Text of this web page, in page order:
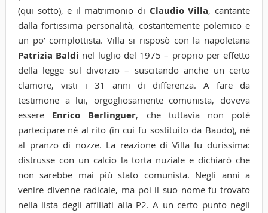
(qui sotto), e il matrimonio di Claudio Villa, cantante
dalla fortissima personalità, costantemente polemico e
un po’ complottista. Villa si risposò con la napoletana
Patrizia Baldi nel luglio del 1975 – proprio per effetto
della legge sul divorzio – suscitando anche un certo
clamore, visti i 31 anni di differenza. A fare da
testimone a lui, orgogliosamente comunista, doveva
essere Enrico Berlinguer, che tuttavia non poté
partecipare né al rito (in cui fu sostituito da Baudo), né
al pranzo di nozze. La reazione di Villa fu durissima:
distrusse con un calcio la torta nuziale e dichiarò che
non sarebbe mai più stato comunista. Negli anni a
venire divenne radicale, ma poi il suo nome fu trovato
nella lista degli affiliati alla P2. A un certo punto negli